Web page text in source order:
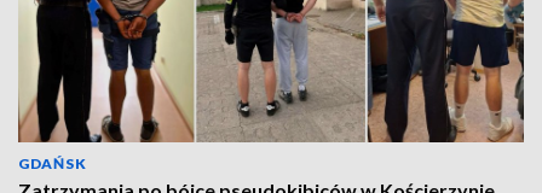
GDAŃSK